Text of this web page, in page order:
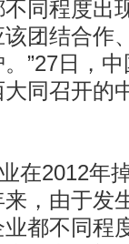
同程度出
团结合作
”27日，
同召开的
2012年掉
，由于发
都不同程